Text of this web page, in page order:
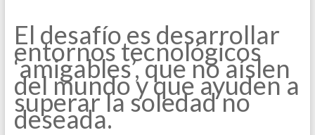
El desafío es desarrollar
entornos tecnológicos
‘amigables’, que no aíslen
del mundo y que ayuden a
superar la soledad no
deseada.